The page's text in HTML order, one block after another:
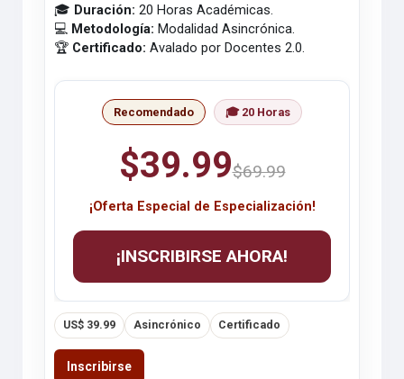
🎓 Duración: 20 Horas Académicas.
💻 Metodología: Modalidad Asincrónica.
🏆 Certificado: Avalado por Docentes 2.0.
Recomendado 🎓 20 Horas
$39.99$69.99
¡Oferta Especial de Especialización!
¡INSCRIBIRSE AHORA!
US$ 39.99 Asincrónico Certificado
Inscribirse